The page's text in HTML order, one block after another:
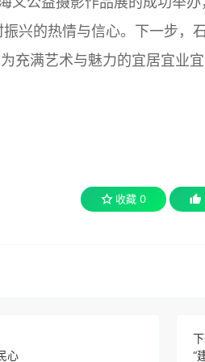
兴的热情与信心。下一步，
充满艺术与魅力的宜居宜业
收藏 0
心
下
“